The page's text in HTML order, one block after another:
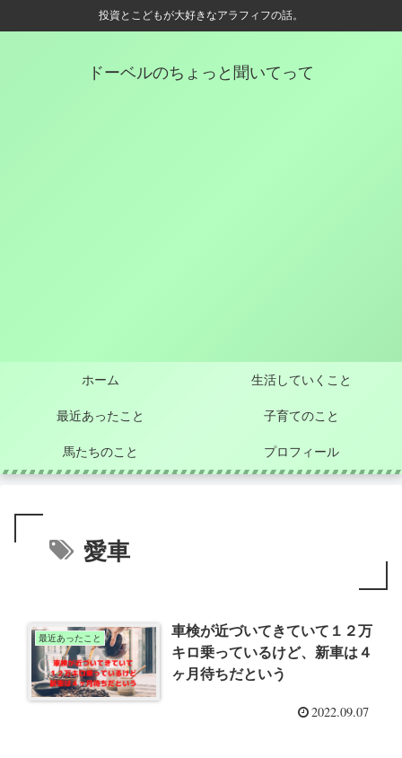
投資とこどもが大好きなアラフィフの話。
ドーベルのちょっと聞いてって
ホーム 生活していくこと
最近あったこと 子育てのこと
馬たちのこと プロフィール
愛車
最近あったこと
車検が近づいてきていて１２万
キロ乗っているけど、新車は４
ヶ月待ちだという
2022.09.07